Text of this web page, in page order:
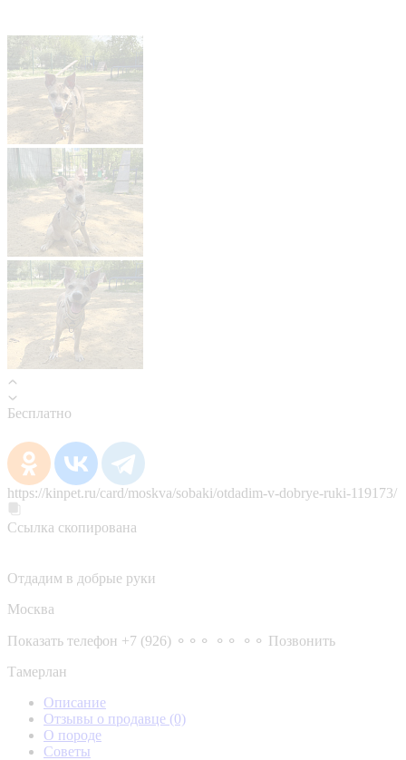
Бесплатно
https://kinpet.ru/card/moskva/sobaki/otdadim-v-dobrye-ruki-119173/
Ссылка скопирована
Отдадим в добрые руки
Москва
Показать телефон +7 (926) ⚬⚬⚬ ⚬⚬ ⚬⚬ Позвонить
Тамерлан
Описание
Отзывы о продавце (0)
О породе
Советы